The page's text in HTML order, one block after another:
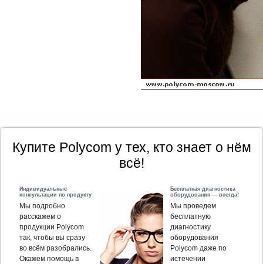
Купите Polycom у тех, кто знает о нём
всё!
Индивидуальные
консультации по продукту
Мы подробно
расскажем о
продукции Polycom
так, чтобы вы сразу
во всём разобрались.
Окажем помощь в
Бесплатная диагностика
оборудования — всегда!
Мы проведем
бесплатную
диагностику
оборудования
Polycom даже по
истечении